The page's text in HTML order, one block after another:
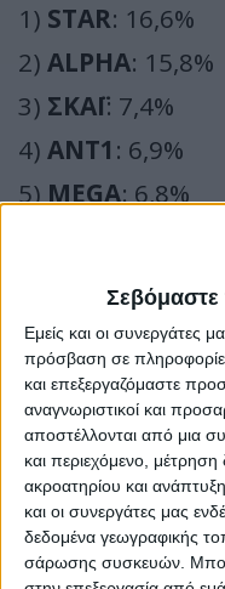
Σεβόμαστε
Εμείς και οι συνεργάτες
πρόσβαση σε
και επεξεργαζόμαστε
αναγνωριστικοί και
αποστέλλονται από μια
και περιεχόμενο,
ακροατηρίου και
και οι συνεργάτες μας
δεδομένα γεωγραφικής
σάρωσης συσκευών.
1) STAR: 16,6%
2) ALPHA: 15,8%
3) ΣΚΑΪ: 7,4%
4) ΑΝΤ1 : 6,9%
5)MEGA: 6,8%
: 1,9%
8)ΜΑΚ TV: 1,8%
ΚΕΝΤΡΙΚΑ
1)ALPHA
2)MEGA(Ράνια
3)STAR(Μάρα
4)OPEN(Εύα